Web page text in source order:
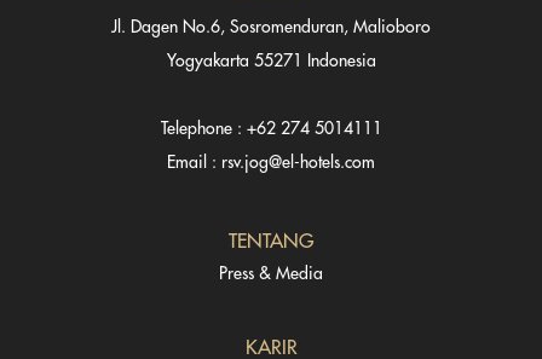
Jl. Dagen No.6, Sosromenduran, Malioboro
Yogyakarta 55271 Indonesia
Telephone : +62 274 5014111
Email : rsv.jog@el-hotels.com
TENTANG
Press & Media
KARIR